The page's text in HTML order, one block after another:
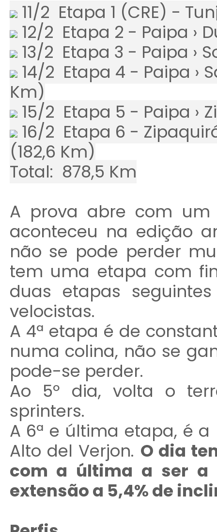
11/2 Etapa 1 (CRE) -
12/2 Etapa 2 - Paipa ›
13/2 Etapa 3 - Paipa ›
14/2 Etapa 4 - Paipa ›
Km)
15/2 Etapa 5 - Paipa ›
16/2 Etapa 6 -
(182,6 Km)
Total: 878,5 Km
A prova abre com um
aconteceu na edição
não se pode perder
tem uma etapa com
duas etapas
velocistas.
A 4ª etapa é de
numa colina, não se
pode-se perder.
Ao 5º dia, volta o
sprinters.
A 6ª e última etapa, é
Alto del Verjon. O dia
com a última a ser a
extensão a 5,4% de